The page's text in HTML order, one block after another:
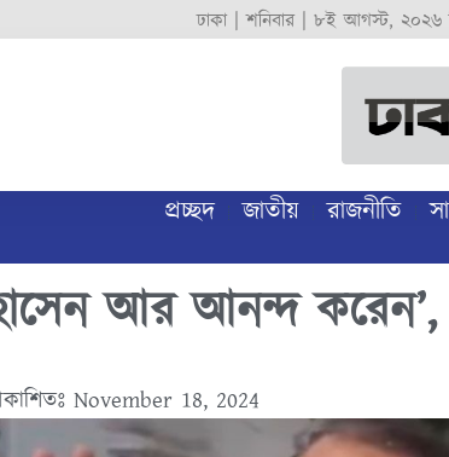
ঢাকা |শনিবার| ৮ই আগস্ট, ২০২৬
প্রচ্ছদ জাতীয় রাজনীতি
আর আনন্দ
November 18, 2024